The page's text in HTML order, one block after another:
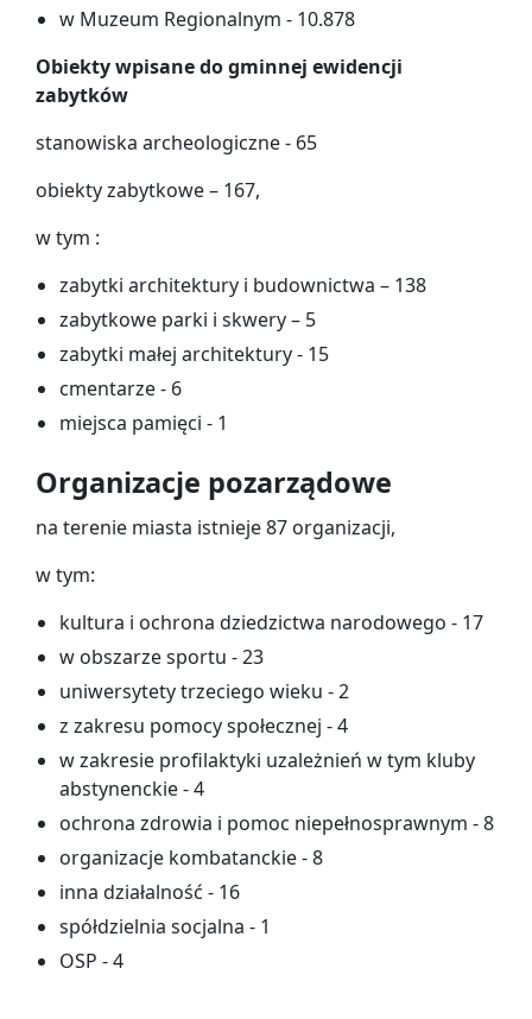
w Muzeum Regionalnym - 10.878
Obiekty wpisane do gminnej ewidencji
zabytków
stanowiska archeologiczne - 65
obiekty zabytkowe – 167,
w tym :
zabytki architektury i budownictwa – 138
zabytkowe parki i skwery – 5
zabytki małej architektury - 15
cmentarze - 6
miejsca pamięci - 1
Organizacje pozarządowe
na terenie miasta istnieje 87 organizacji,
w tym:
kultura i ochrona dziedzictwa narodowego - 17
w obszarze sportu - 23
uniwersytety trzeciego wieku - 2
z zakresu pomocy społecznej - 4
w zakresie profilaktyki uzależnień w tym kluby
abstynenckie - 4
ochrona zdrowia i pomoc niepełnosprawnym - 8
organizacje kombatanckie - 8
inna działalność - 16
spółdzielnia socjalna - 1
OSP - 4